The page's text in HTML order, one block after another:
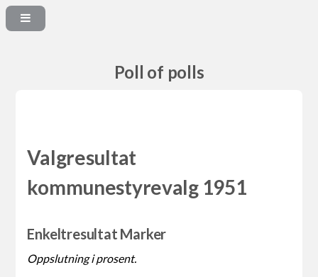
Poll of polls
Valgresultat
kommunestyrevalg 1951
Enkeltresultat Marker
Oppslutning i prosent.